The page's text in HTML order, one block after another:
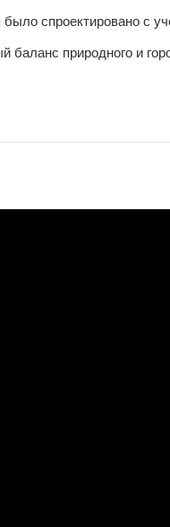
спроектировано с
природного и